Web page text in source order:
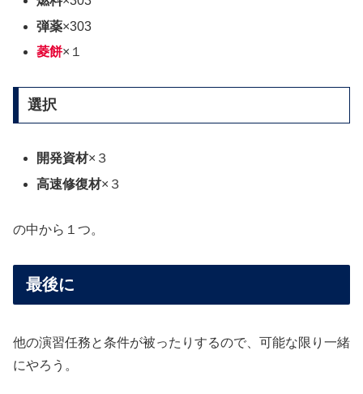
弾薬×303
菱餅×１
選択
開発資材×３
高速修復材×３
の中から１つ。
最後に
他の演習任務と条件が被ったりするので、可能な限り一緒
にやろう。